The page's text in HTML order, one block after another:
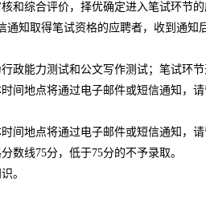
和综合评价，择优确定进入笔试环节的
知取得笔试资格的应聘者，收到通知
政能力测试和公文写作测试；笔试环
间地点将通过电子邮件或短信通知，请
间地点将通过电子邮件或短信通知，请
数线75分，低于75分的不予录取。
。